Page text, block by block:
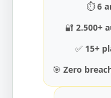
⏱️6
🔐 2.500+
✅ 15+
🎯 Zero